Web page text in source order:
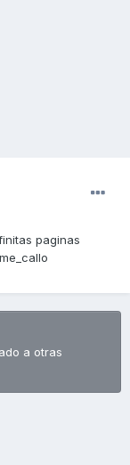
paginas
a otras